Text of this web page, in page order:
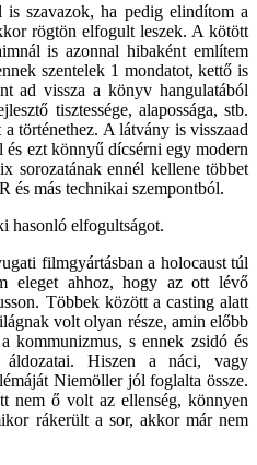
is szavazok, ha pedig elindítom a
rögtön elfogult leszek. A kötött
is azonnal hibaként említem
szentelek 1 mondatot, kettő is
ad vissza a könyv hangulatából
tisztessége, alapossága, stb.
történethez. A látvány is visszaad
ezt könnyű dícsérni egy modern
sorozatának ennél kellene többet
és más technikai szempontból.
hasonló elfogultságot.
filmgyártásban a holocaust túl
eleget ahhoz, hogy az ott lévő
Többek között a casting alatt
volt olyan része, amin előbb
kommunizmus, s ennek zsidó és
Hiszen a náci, vagy
Niemöller jól foglalta össze.
nem ő volt az ellenség, könnyen
rákerült a sor, akkor már nem